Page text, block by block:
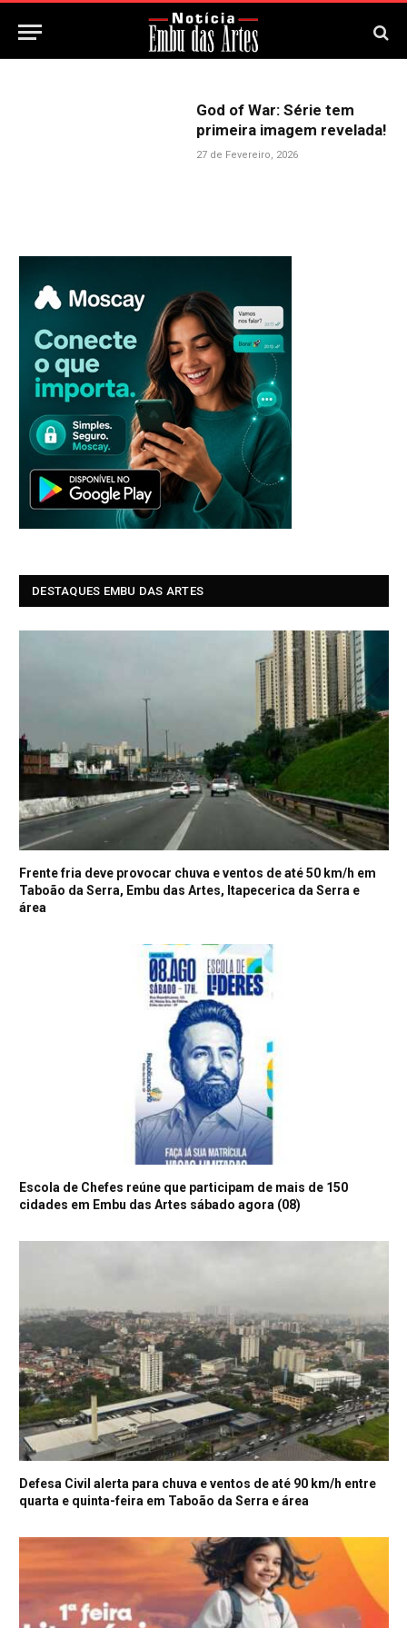
God of War: Série tem
primeira imagem revelada!
27 de Fevereiro, 2026
DESTAQUES EMBU DAS ARTES
Frente fria deve provocar chuva e ventos de até 50 km/h em
Taboão da Serra, Embu das Artes, Itapecerica da Serra e
área
Escola de Chefes reúne que participam de mais de 150
cidades em Embu das Artes sábado agora (08)
Defesa Civil alerta para chuva e ventos de até 90 km/h entre
quarta e quinta-feira em Taboão da Serra e área